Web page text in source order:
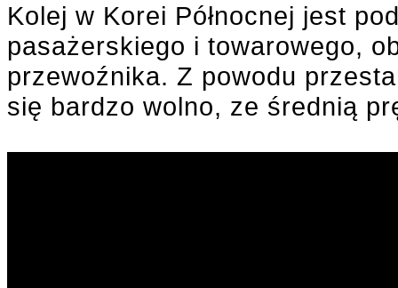
Kolej w Korei Północnej jest
pasażerskiego i towarowego,
przewoźnika. Z powodu
się bardzo wolno, ze średnią